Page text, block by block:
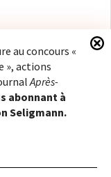
vous
Fondation
de
vous
au concours «
», actions
Après-
abonnant à
Seligmann.